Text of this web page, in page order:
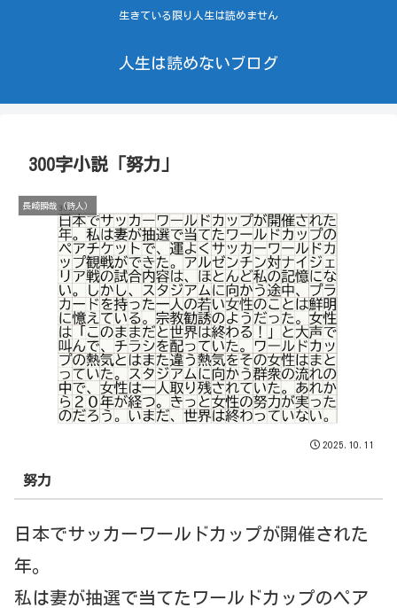
生きている限り人生は読めません
人生は読めないブログ
300字小説「努力」
長崎瞬哉（詩人）
2025.10.11
努力
日本でサッカーワールドカップが開催された
年。
私は妻が抽選で当てたワールドカップのペア